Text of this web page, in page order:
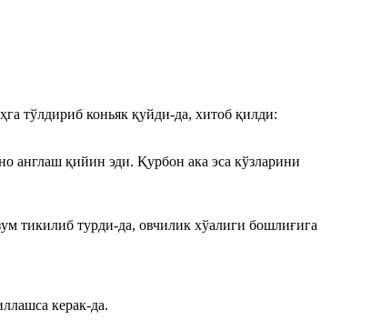
тўлдириб коньяк қуйди-да, хитоб қилди:
англаш қийин эди. Қурбон ака эса кўзларини
тикилиб турди-да, овчилик хўалиги бошлиғига
керак-да.